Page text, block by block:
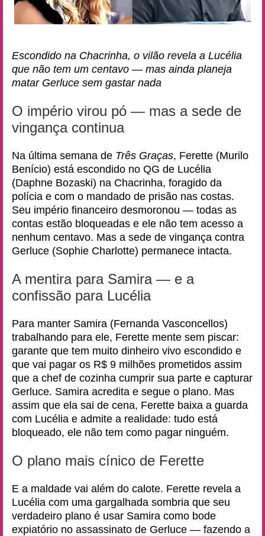
Escondido na Chacrinha, o vilão revela a Lucélia
que não tem um centavo — mas ainda planeja
matar Gerluce sem gastar nada
O império virou pó — mas a sede de
vingança continua
Na última semana de Três Graças, Ferette (Murilo
Benício) está escondido no QG de Lucélia
(Daphne Bozaski) na Chacrinha, foragido da
polícia e com o mandado de prisão nas costas.
Seu império financeiro desmoronou — todas as
contas estão bloqueadas e ele não tem acesso a
nenhum centavo. Mas a sede de vingança contra
Gerluce (Sophie Charlotte) permanece intacta.
A mentira para Samira — e a
confissão para Lucélia
Para manter Samira (Fernanda Vasconcellos)
trabalhando para ele, Ferette mente sem piscar:
garante que tem muito dinheiro vivo escondido e
que vai pagar os R$ 9 milhões prometidos assim
que a chef de cozinha cumprir sua parte e capturar
Gerluce. Samira acredita e segue o plano. Mas
assim que ela sai de cena, Ferette baixa a guarda
com Lucélia e admite a realidade: tudo está
bloqueado, ele não tem como pagar ninguém.
O plano mais cínico de Ferette
E a maldade vai além do calote. Ferette revela a
Lucélia com uma gargalhada sombria que seu
verdadeiro plano é usar Samira como bode
expiatório no assassinato de Gerluce — fazendo a